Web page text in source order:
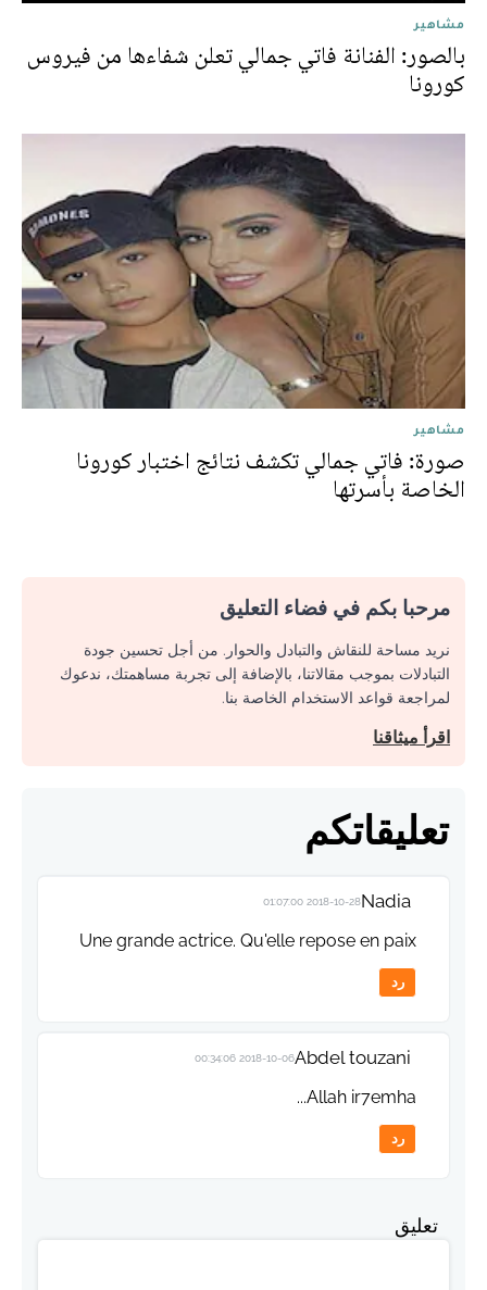
مشاهير
بالصور: الفنانة فاتي جمالي تعلن شفاءها من فيروس
كورونا
مشاهير
صورة: فاتي جمالي تكشف نتائج اختبار كورونا
الخاصة بأسرتها
مرحبا بكم في فضاء التعليق
نريد مساحة للنقاش والتبادل والحوار. من أجل تحسين جودة
التبادلات بموجب مقالاتنا، بالإضافة إلى تجربة مساهمتك، ندعوك
لمراجعة قواعد الاستخدام الخاصة بنا.
اقرأ ميثاقنا
تعليقاتكم
Nadia
2018-10-28 01:07:00
Une grande actrice. Qu'elle repose en paix
رد
Abdel touzani
2018-10-06 00:34:06
Allah ir7emha...
رد
تعليق